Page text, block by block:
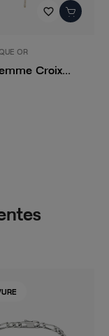
favorite_border
OR
Croix...